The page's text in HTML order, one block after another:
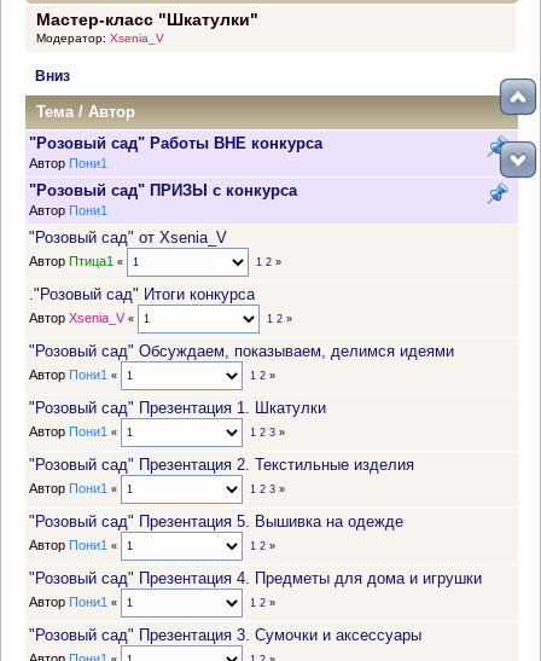
Мастер-класс "Шкатулки"
Модератор: Xsenia_V
Вниз
Тема /Автор
"Розовый сад" Работы ВНЕ конкурса
Автор Пони1
"Розовый сад" ПРИЗЫ с конкурса
Автор Пони1
"Розовый сад" от Xsenia_V
Автор Птица1 « 1 2»
."Розовый сад" Итоги конкурса
Автор Xsenia_V « 1 2»
"Розовый сад" Обсуждаем, показываем, делимся идеями
Автор Пони1 « 1 2»
"Розовый сад" Презентация 1. Шкатулки
Автор Пони1 « 1 2 3»
"Розовый сад" Презентация 2. Текстильные изделия
Автор Пони1 « 1 2 3»
"Розовый сад" Презентация 5. Вышивка на одежде
Автор Пони1 « 1 2»
"Розовый сад" Презентация 4. Предметы для дома и игрушки
Автор Пони1 « 1 2»
"Розовый сад" Презентация 3. Сумочки и аксессуары